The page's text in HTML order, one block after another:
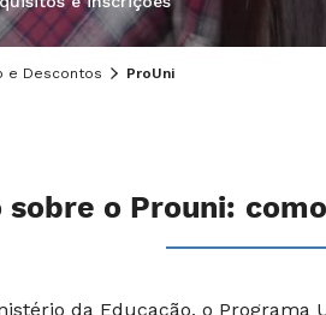
e Descontos ProUni
sobre o Prouni:
da Educação, o